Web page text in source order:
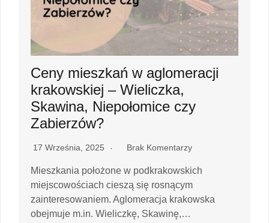
Ceny mieszkań w aglomeracji
krakowskiej – Wieliczka,
Skawina, Niepołomice czy
Zabierzów?
17 Września, 2025 Brak Komentarzy
Mieszkania położone w podkrakowskich
miejscowościach cieszą się rosnącym
zainteresowaniem. Aglomeracja krakowska
obejmuje m.in. Wieliczkę, Skawinę,…